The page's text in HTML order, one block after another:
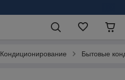
Кондиционирование Бытовые